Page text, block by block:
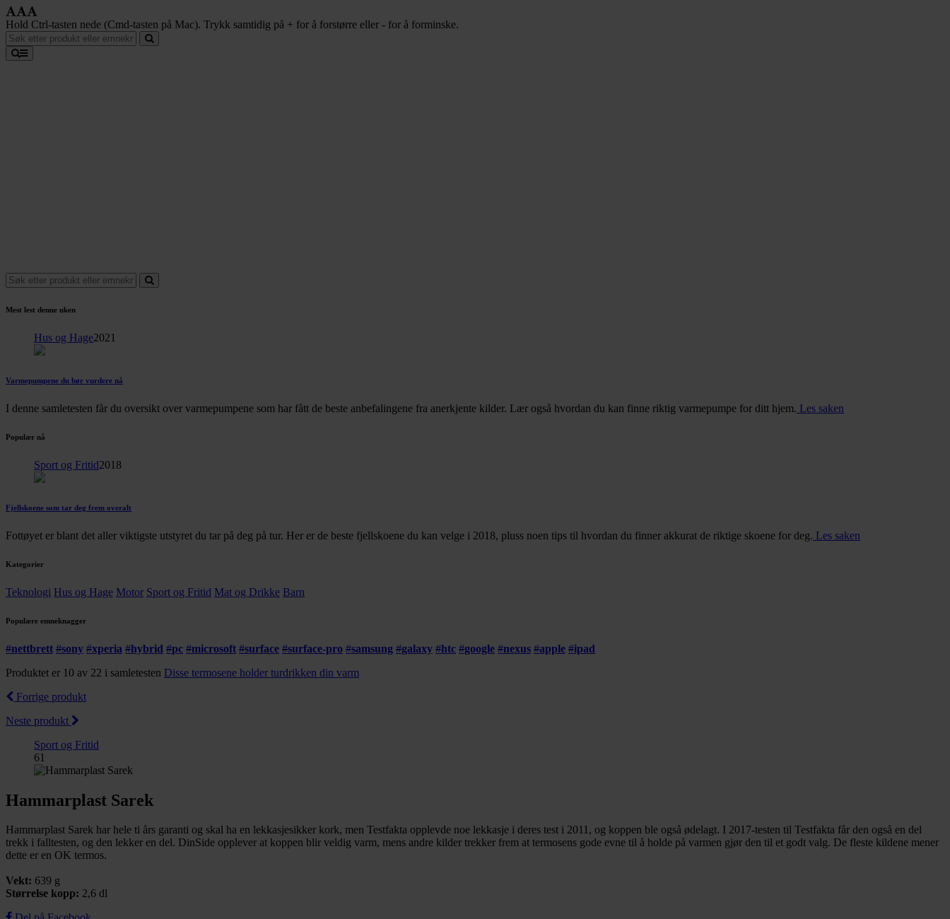
Hold Ctrl-tasten nede (Cmd-tasten på Mac). Trykk samtidig på + for å forstørre eller - for å forminske.
Mest lest denne uken
Hus og Hage2021
Varmepumpene du bør vurdere nå
I denne samletesten får du oversikt over varmepumpene som har fått de beste anbefalingene fra anerkjente kilder. Lær også hvordan du kan finne riktig varmepumpe for ditt hjem. Les saken
Populær nå
Sport og Fritid2018
Fjellskoene som tar deg frem overalt
Fottøyet er blant det aller viktigste utstyret du tar på deg på tur. Her er de beste fjellskoene du kan velge i 2018, pluss noen tips til hvordan du finner akkurat de riktige skoene for deg. Les saken
Kategorier
Teknologi Hus og Hage Motor Sport og Fritid Mat og Drikke Barn
Populære emneknagger
#nettbrett #sony #xperia #hybrid #pc #microsoft #surface #surface-pro #samsung #galaxy #htc #google #nexus #apple #ipad
Produktet er 10 av 22 i samletesten Disse termosene holder turdrikken din varm
Forrige produkt
Neste produkt
Sport og Fritid
61
Hammarplast Sarek
Hammarplast Sarek har hele ti års garanti og skal ha en lekkasjesikker kork, men Testfakta opplevde noe lekkasje i deres test i 2011, og koppen ble også ødelagt. I 2017-testen til Testfakta får den også en del
trekk i falltesten, og den lekker en del. DinSide opplever at koppen blir veldig varm, mens andre kilder trekker frem at termosens gode evne til å holde på varmen gjør den til et godt valg. De fleste kildene mener
dette er en OK termos.
Vekt: 639 g
Størrelse kopp: 2,6 dl